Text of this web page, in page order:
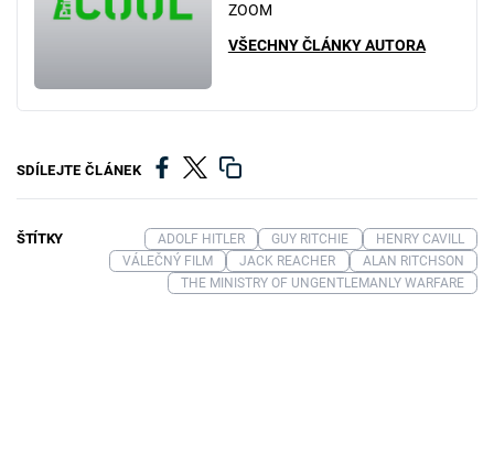
ZOOM
VŠECHNY ČLÁNKY AUTORA
SDÍLEJTE ČLÁNEK
ŠTÍTKY ADOLF HITLER GUY RITCHIE
HENRY CAVILL
VÁLEČNÝ FILM
JACK REACHER
ALAN RITCHSON
THE MINISTRY OF UNGENTLEMANLY WARFARE